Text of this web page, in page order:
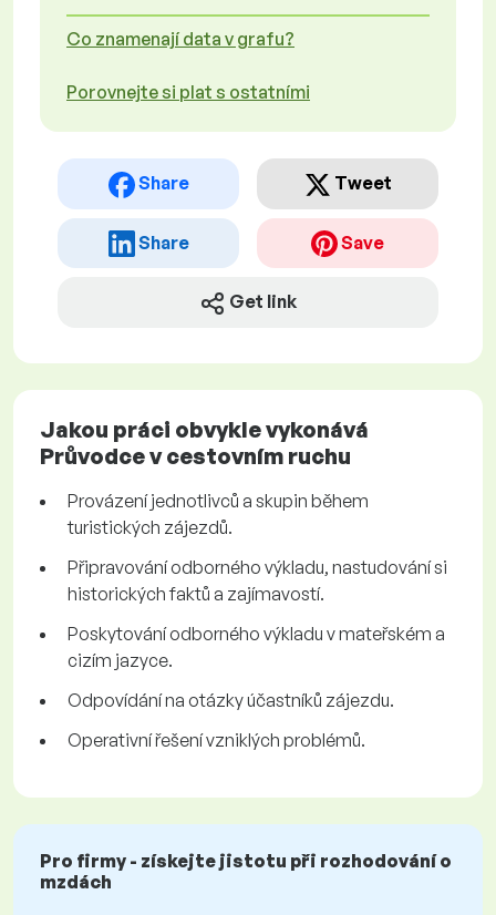
Co znamenají data v grafu?
Porovnejte si plat s ostatními
Share Tweet
Share Save
Get link
Jakou práci obvykle vykonává
Průvodce v cestovním ruchu
Provázení jednotlivců a skupin během
turistických zájezdů.
Připravování odborného výkladu, nastudování si
historických faktů a zajímavostí.
Poskytování odborného výkladu v mateřském a
cizím jazyce.
Odpovídání na otázky účastníků zájezdu.
Operativní řešení vzniklých problémů.
Pro firmy - získejte jistotu při rozhodování o
mzdách